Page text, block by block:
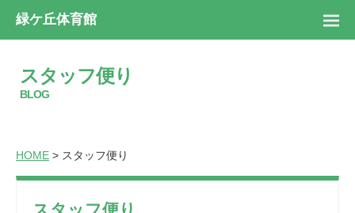
緑ケ丘体育館
スタッフ便り
BLOG
HOME > スタッフ便り